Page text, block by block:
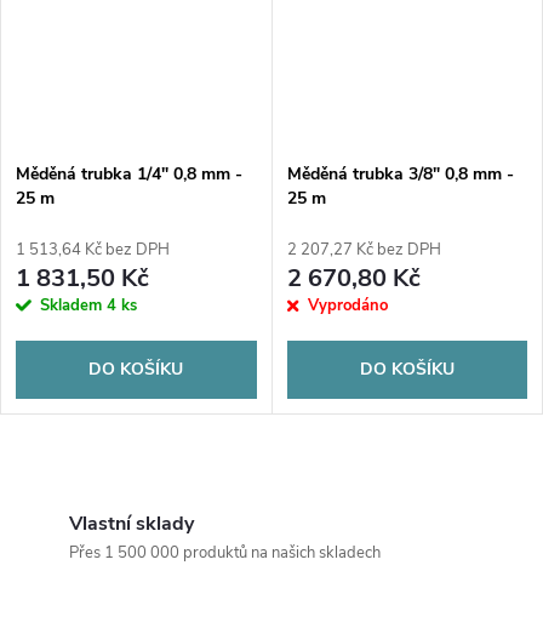
Měděná trubka 1/4" 0,8 mm -
25 m
1 513,64 Kč bez DPH
1 831,50 Kč
Skladem 4 ks
DO KOŠÍKU
Měděná trubka 3/8" 0,8 mm -
25 m
2 207,27 Kč bez DPH
2 670,80 Kč
Vyprodáno
DO KOŠÍKU
Vlastní sklady
Přes 1 500 000 produktů na našich skladech